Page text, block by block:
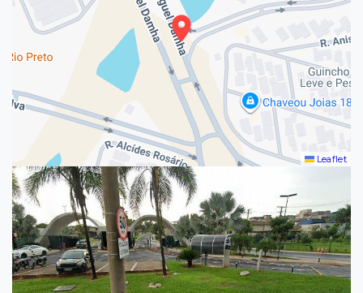
Leaflet